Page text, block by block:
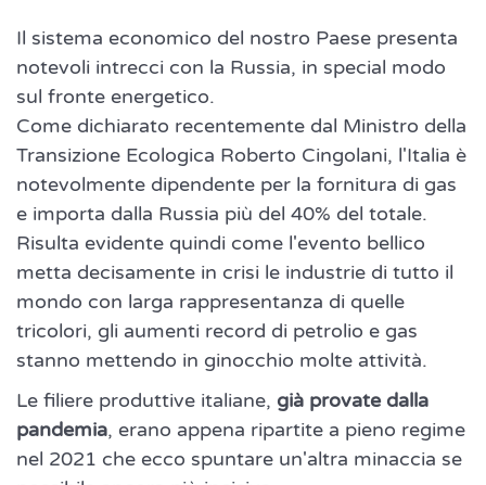
Il sistema economico del nostro Paese presenta
notevoli intrecci con la Russia, in special modo
sul fronte energetico.
Come dichiarato recentemente dal Ministro della
Transizione Ecologica Roberto Cingolani, l'Italia è
notevolmente dipendente per la fornitura di gas
e importa dalla Russia più del 40% del totale.
Risulta evidente quindi come l'evento bellico
metta decisamente in crisi le industrie di tutto il
mondo con larga rappresentanza di quelle
tricolori, gli aumenti record di petrolio e gas
stanno mettendo in ginocchio molte attività.
Le filiere produttive italiane, già provate dalla
pandemia, erano appena ripartite a pieno regime
nel 2021 che ecco spuntare un'altra minaccia se